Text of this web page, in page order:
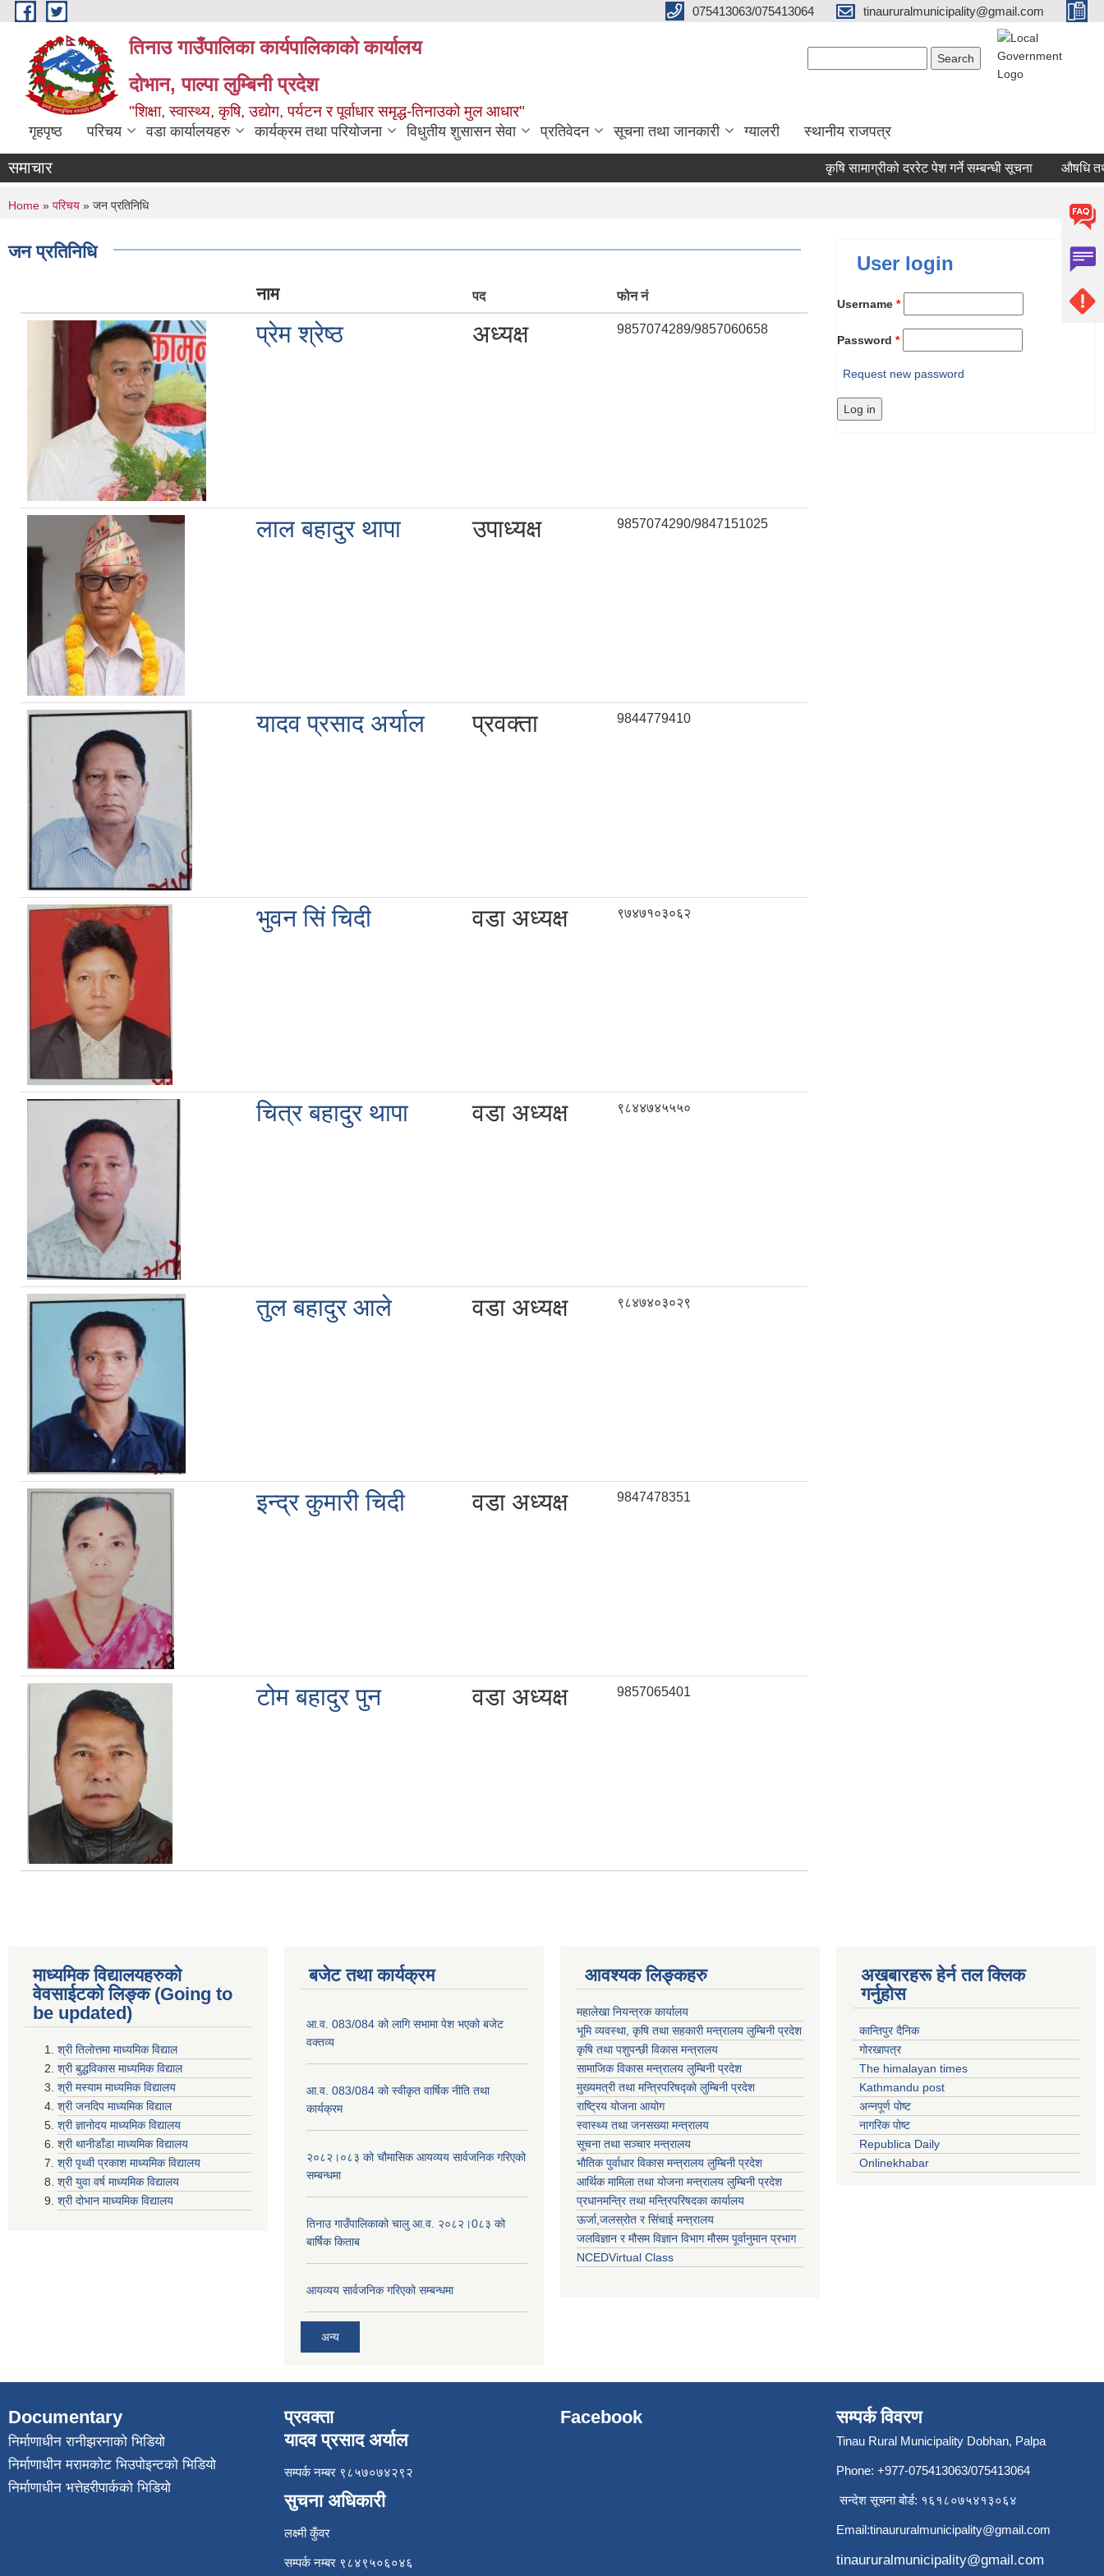
Skip to main content 075413063/075413064 tinaururalmunicipality@gmail.com
तिनाउ गाउँपालिका कार्यपालिकाकाे कार्यालय
दोभान, पाल्पा लुम्बिनी प्रदेश
"शिक्षा, स्वास्थ्य, कृषि, उद्योग, पर्यटन र पूर्वाधार समृद्ध-तिनाउको मुल आधार"
गृहपृष्ठ परिचय वडा कार्यालयहरु कार्यक्रम तथा परियोजना विधुतीय शुसासन सेवा प्रतिवेदन सूचना तथा जानकारी ग्यालरी स्थानीय राजपत्र
समाचार कृषि सामाग्रीको दररेट पेश गर्ने सम्बन्धी सूचना औषधि तथा
You are here
Home » परिचय » जन प्रतिनिधि
जन प्रतिनिधि
नाम पद फोन नं
प्रेम श्रेष्ठ अध्यक्ष 9857074289/9857060658
लाल बहादुर थापा उपाध्यक्ष 9857074290/9847151025
यादव प्रसाद अर्याल प्रवक्ता 9844779410
भुवन सिं चिदी वडा अध्यक्ष ९७४७१०३०६२
चित्र बहादुर थापा वडा अध्यक्ष ९८४४७४५५५०
तुल बहादुर आले वडा अध्यक्ष ९८४७४०३०२९
इन्द्र कुमारी चिदी वडा अध्यक्ष 9847478351
टोम बहादुर पुन वडा अध्यक्ष 9857065401
User login
Username *
Password *
Request new password
माध्यमिक विद्यालयहरुकाे
वेवसाईटको लिङ्क (Going to
be updated)
श्री तिलाेत्तमा माध्यमिक विद्याल
श्री बुद्धविकास माध्यमिक विद्याल
श्री मस्याम माध्यमिक विद्यालय
श्री जनदिप माध्यमिक विद्याल
श्री ज्ञानोदय माध्यमिक विद्यालय
श्री थानीडाँडा माध्यमिक विद्यालय
श्री पृथ्वी प्रकाश माध्यमिक विद्यालय
श्री युवा वर्ष माध्यमिक विद्यालय
श्री दोभान माध्यमिक विद्यालय
बजेट तथा कार्यक्रम
आ.व. 083/084 को लागि सभामा पेश भएको बजेट
वक्तव्य
आ.व. 083/084 को स्वीकृत वार्षिक नीति तथा
कार्यक्रम
२०८२।०८३ को चौमासिक आयव्यय सार्वजनिक गरिएको
सम्बन्धमा
तिनाउ गाउँपालिकाको चालु आ.व. २०८२।0८३ को
बार्षिक किताब
आयव्यय सार्वजनिक गरिएको सम्बन्धमा
अन्य
आवश्यक लिङ्कहरु
महालेखा नियन्त्रक कार्यालय
भूमि व्यवस्था, कृषि तथा सहकारी मन्त्रालय लुम्बिनी प्रदेश
कृषि तथा पशुपन्छी विकास मन्त्रालय
सामाजिक विकास मन्त्रालय लुम्बिनी प्रदेश
मुख्यमत्री तथा मन्त्रिपरिषद्काे लुम्बिनी प्रदेश
राष्ट्रिय योजना आयोग
स्वास्थ्य तथा जनसख्या मन्त्रालय
सूचना तथा सञ्चार मन्त्रालय
भाैतिक पुर्वाधार विकास मन्त्रालय लुम्बिनी प्रदेश
आर्थिक मामिला तथा योजना मन्त्रालय लुम्बिनी प्रदेश
प्रधानमन्त्रि तथा मन्त्रिपरिषदका कार्यालय
ऊर्जा,जलस्रोत र सिंचाई मन्त्रालय
जलविज्ञान र मौसम विज्ञान विभाग मौसम पूर्वानुमान प्रभाग
NCEDVirtual Class
अखबारहरू हेर्न तल क्लिक
गर्नुहोस
कान्तिपुर दैनिक
गोरखापत्र
The himalayan times
Kathmandu post
अन्नपूर्ण पोष्ट
नागरिक पोष्ट
Republica Daily
Onlinekhabar
Documentary
निर्माणाधीन रानीझरनाको भिडियो
निर्माणाधीन मरामकोट भिउपोइन्टको भिडियो
निर्माणाधीन भत्तेहरीपार्कको भिडियो
प्रवक्ता
यादव प्रसाद अर्याल
सम्पर्क नम्बर ९८५७०७४२९२
सुचना अधिकारी
लक्ष्मी कुँवर
सम्पर्क नम्बर ९८४९५०६०४६
Facebook सम्पर्क विवरण
Tinau Rural Municipality Dobhan, Palpa
Phone: +977-075413063/075413064
सन्देश सूचना बोर्ड: १६१८०७५४१३०६४
Email:tinaururalmunicipality@gmail.com
tinaururalmunicipality@gmail.com